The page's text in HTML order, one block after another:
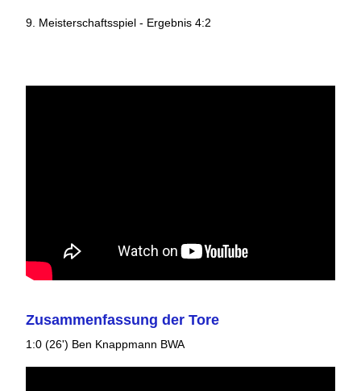
9. Meisterschaftsspiel - Ergebnis 4:2
Zusammenfassung der Tore
1:0 (26') Ben Knappmann BWA